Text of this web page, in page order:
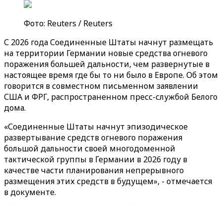
Фото: Reuters / Reuters
С 2026 года Соединенные Штаты начнут размещать
на территории Германии новые средства огневого
поражения большей дальности, чем развернутые в
настоящее время где бы то ни было в Европе. Об этом
говорится в совместном письменном заявлении
США и ФРГ, распространенном пресс-службой Белого
дома.
«Соединенные Штаты начнут эпизодическое
развертывание средств огневого поражения
большой дальности своей многодоменной
тактической группы в Германии в 2026 году в
качестве части планирования непрерывного
размещения этих средств в будущем», - отмечается
в документе.